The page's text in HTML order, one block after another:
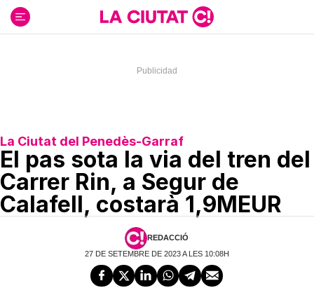
contenido
La Ciutat del Penedès-Garraf
El pas sota la via del tren del
Carrer Rin, a Segur de
Calafell, costarà 1,9MEUR
REDACCIÓ
27 DE SETEMBRE DE 2023 A LES 10:08H